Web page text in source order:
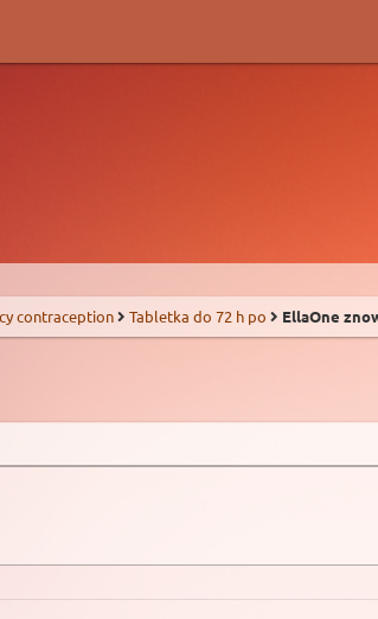
contraception Tabletka do 72 h po EllaOne